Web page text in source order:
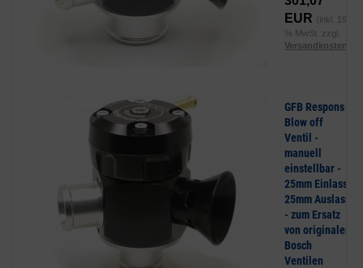
EUR (inkl. 19
% MwSt. zzgl.
Versandkosten
GFB Respons
Blow off
Ventil -
manuell
einstellbar -
25mm Einlass,
25mm Auslass
- zum Ersatz
von originalen
Bosch
Ventilen